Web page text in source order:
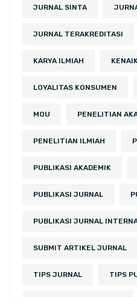
JURNAL SINTA
JURNAL TERAKREDITASI
KARYA ILMIAH
LOYALITAS KONSUMEN
MOU PENELITIAN
PENELITIAN ILMIAH
PUBLIKASI AKADEMIK
PUBLIKASI JURNAL
PUBLIKASI JURNAL
SUBMIT ARTIKEL JURNAL
TIPS JURNAL TIPS